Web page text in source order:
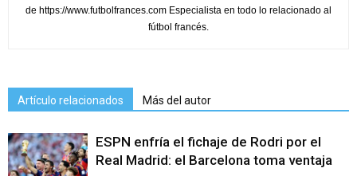
de https://www.futbolfrances.com Especialista en todo lo relacionado al
fútbol francés.
Artículo relacionados Más del autor
ESPN enfría el fichaje de Rodri por el
Real Madrid: el Barcelona toma ventaja